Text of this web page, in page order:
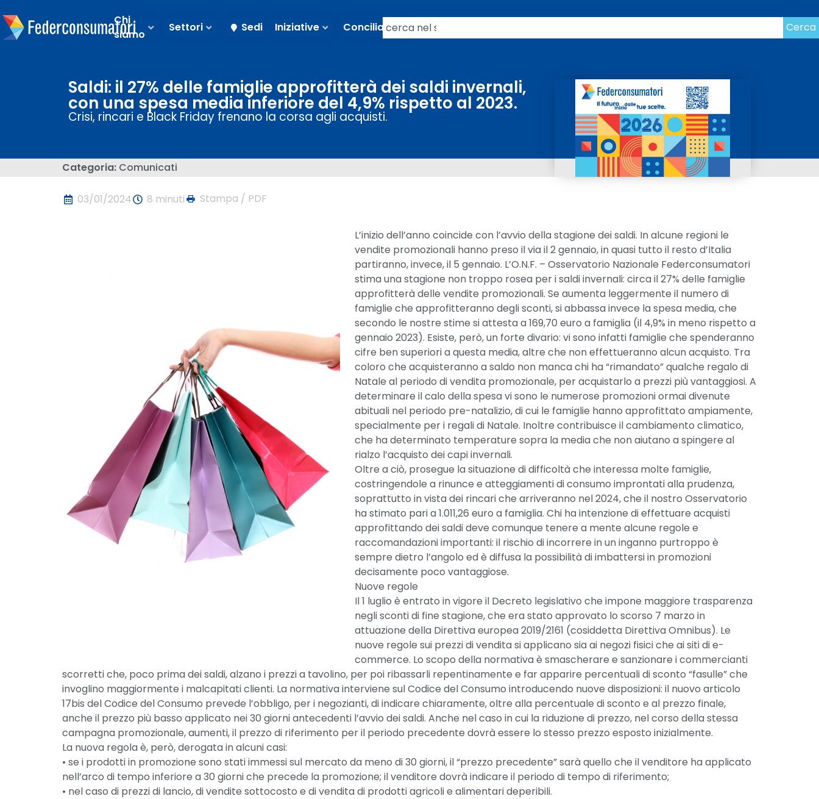
Chi
siamo
Settori Sedi Iniziative Conciliazioni Cerca
Saldi: il 27% delle famiglie approfitterà dei saldi invernali,
con una spesa media inferiore del 4,9% rispetto al 2023.
Crisi, rincari e Black Friday frenano la corsa agli acquisti.
Categoria: Comunicati
03/01/2024 8 minuti Stampa / PDF
L’inizio dell’anno coincide con l’avvio della stagione dei saldi. In alcune regioni le
vendite promozionali hanno preso il via il 2 gennaio, in quasi tutto il resto d’Italia
partiranno, invece, il 5 gennaio. L’O.N.F. – Osservatorio Nazionale Federconsumatori
stima una stagione non troppo rosea per i saldi invernali: circa il 27% delle famiglie
approfitterà delle vendite promozionali. Se aumenta leggermente il numero di
famiglie che approfitteranno degli sconti, si abbassa invece la spesa media, che
secondo le nostre stime si attesta a 169,70 euro a famiglia (il 4,9% in meno rispetto a
gennaio 2023). Esiste, però, un forte divario: vi sono infatti famiglie che spenderanno
cifre ben superiori a questa media, altre che non effettueranno alcun acquisto. Tra
coloro che acquisteranno a saldo non manca chi ha “rimandato” qualche regalo di
Natale al periodo di vendita promozionale, per acquistarlo a prezzi più vantaggiosi. A
determinare il calo della spesa vi sono le numerose promozioni ormai divenute
abituali nel periodo pre-natalizio, di cui le famiglie hanno approfittato ampiamente,
specialmente per i regali di Natale. Inoltre contribuisce il cambiamento climatico,
che ha determinato temperature sopra la media che non aiutano a spingere al
rialzo l’acquisto dei capi invernali.
Oltre a ciò, prosegue la situazione di difficoltà che interessa molte famiglie,
costringendole a rinunce e atteggiamenti di consumo improntati alla prudenza,
soprattutto in vista dei rincari che arriveranno nel 2024, che il nostro Osservatorio
ha stimato pari a 1.011,26 euro a famiglia. Chi ha intenzione di effettuare acquisti
approfittando dei saldi deve comunque tenere a mente alcune regole e
raccomandazioni importanti: il rischio di incorrere in un inganno purtroppo è
sempre dietro l’angolo ed è diffusa la possibilità di imbattersi in promozioni
decisamente poco vantaggiose.
Nuove regole
Il 1 luglio è entrato in vigore il Decreto legislativo che impone maggiore trasparenza
negli sconti di fine stagione, che era stato approvato lo scorso 7 marzo in
attuazione della Direttiva europea 2019/2161 (cosiddetta Direttiva Omnibus). Le
nuove regole sui prezzi di vendita si applicano sia ai negozi fisici che ai siti di e-
commerce. Lo scopo della normativa è smascherare e sanzionare i commercianti
scorretti che, poco prima dei saldi, alzano i prezzi a tavolino, per poi ribassarli repentinamente e far apparire percentuali di sconto “fasulle” che
invoglino maggiormente i malcapitati clienti. La normativa interviene sul Codice del Consumo introducendo nuove disposizioni: il nuovo articolo
17bis del Codice del Consumo prevede l’obbligo, per i negozianti, di indicare chiaramente, oltre alla percentuale di sconto e al prezzo finale,
anche il prezzo più basso applicato nei 30 giorni antecedenti l’avvio dei saldi. Anche nel caso in cui la riduzione di prezzo, nel corso della stessa
campagna promozionale, aumenti, il prezzo di riferimento per il periodo precedente dovrà essere lo stesso prezzo esposto inizialmente.
La nuova regola è, però, derogata in alcuni casi:
• se i prodotti in promozione sono stati immessi sul mercato da meno di 30 giorni, il “prezzo precedente” sarà quello che il venditore ha applicato
nell’arco di tempo inferiore a 30 giorni che precede la promozione; il venditore dovrà indicare il periodo di tempo di riferimento;
• nel caso di prezzi di lancio, di vendite sottocosto e di vendita di prodotti agricoli e alimentari deperibili.